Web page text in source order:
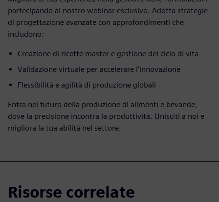
partecipando al nostro webinar esclusivo. Adotta strategie
di progettazione avanzate con approfondimenti che
includono:
Creazione di ricette master e gestione del ciclo di vita
Validazione virtuale per accelerare l'innovazione
Flessibilità e agilità di produzione globali
Entra nel futuro della produzione di alimenti e bevande,
dove la precisione incontra la produttività. Unisciti a noi e
migliora la tua abilità nel settore.
Risorse correlate